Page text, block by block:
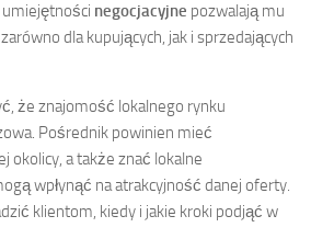
umiejętności negocjacyjne pozwalają mu
dla kupujących, jak i sprzedających
że znajomość lokalnego rynku
Pośrednik powinien mieć
okolicy, a także znać lokalne
wpłynąć na atrakcyjność danej oferty.
klientom, kiedy i jakie kroki podjąć w